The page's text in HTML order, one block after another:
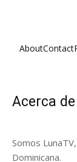
AboutContact
Acerca
Somos
Dominicana.